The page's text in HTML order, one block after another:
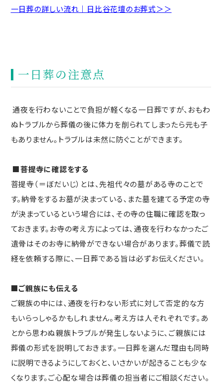
一日葬の詳しい流れ｜日比谷花壇のお葬式＞＞
一日葬の注意点
通夜を行わないことで負担が軽くなる一日葬ですが、おもわ
ぬトラブルから葬儀の後に体力を削られてしまったら元も子
もありません。トラブルは未然に防ぐことができます。
■菩提寺に確認をする
菩提寺（＝ぼだいじ）とは、先祖代々の墓がある寺のことで
す。納骨をするお墓が決まっている、また墓を建てる予定の寺
が決まっているという場合には、その寺の住職に確認を取っ
ておきます。お寺の考え方によっては、通夜を行わなかったご
遺骨はそのお寺に納骨ができない場合があります。葬儀で読
経を依頼する際に、一日葬である旨は必ずお伝えください。
■ご親族にも伝える
ご親族の中には、通夜を行わない形式に対して否定的な方
もいらっしゃるかもしれません。考え方は人それぞれです。あ
とから思わぬ親族トラブルが発生しないように、ご親族には
葬儀の形式を説明しておきます。一日葬を選んだ理由も同時
に説明できるようにしておくと、いさかいが起きることも少な
くなります。ご心配な場合は葬儀の担当者にご相談ください。